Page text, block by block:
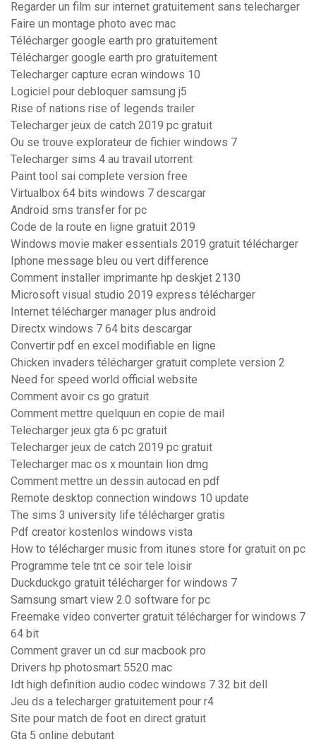
Regarder un film sur internet gratuitement sans telecharger
Faire un montage photo avec mac
Télécharger google earth pro gratuitement
Télécharger google earth pro gratuitement
Telecharger capture ecran windows 10
Logiciel pour debloquer samsung j5
Rise of nations rise of legends trailer
Telecharger jeux de catch 2019 pc gratuit
Ou se trouve explorateur de fichier windows 7
Telecharger sims 4 au travail utorrent
Paint tool sai complete version free
Virtualbox 64 bits windows 7 descargar
Android sms transfer for pc
Code de la route en ligne gratuit 2019
Windows movie maker essentials 2019 gratuit télécharger
Iphone message bleu ou vert difference
Comment installer imprimante hp deskjet 2130
Microsoft visual studio 2019 express télécharger
Internet télécharger manager plus android
Directx windows 7 64 bits descargar
Convertir pdf en excel modifiable en ligne
Chicken invaders télécharger gratuit complete version 2
Need for speed world official website
Comment avoir cs go gratuit
Comment mettre quelquun en copie de mail
Telecharger jeux gta 6 pc gratuit
Telecharger jeux de catch 2019 pc gratuit
Telecharger mac os x mountain lion dmg
Comment mettre un dessin autocad en pdf
Remote desktop connection windows 10 update
The sims 3 university life télécharger gratis
Pdf creator kostenlos windows vista
How to télécharger music from itunes store for gratuit on pc
Programme tele tnt ce soir tele loisir
Duckduckgo gratuit télécharger for windows 7
Samsung smart view 2.0 software for pc
Freemake video converter gratuit télécharger for windows 7
64 bit
Comment graver un cd sur macbook pro
Drivers hp photosmart 5520 mac
Idt high definition audio codec windows 7 32 bit dell
Jeu ds a telecharger gratuitement pour r4
Site pour match de foot en direct gratuit
Gta 5 online debutant